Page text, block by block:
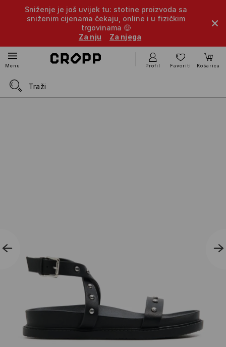
Sniženje je još uvijek tu: stotine proizvoda sa
sniženim cijenama čekaju, online i u fizičkim
trgovinama 🤑
Za nju
Za njega
Menu Profil Favoriti Košarica